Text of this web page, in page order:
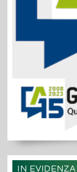
IN EVIDENZA